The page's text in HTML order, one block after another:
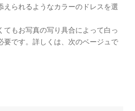
えられるようなカラーのドレスを選
てもお写真の写り具合によって白っ
要です。詳しくは、次のベージュで